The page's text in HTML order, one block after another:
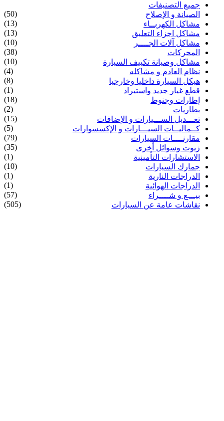
جميع التصنيفات
الصيانة و الإصلاح
(50)
مشاكل الكهربــاء
(13)
مشاكل اجزاء التعليق
(13)
مشاكل آلات الجــــر
(10)
المحركات
(38)
مشاكل وصيانة تكييف السيارة
(10)
نظام العادم و مشاكله
(4)
هيكل السيارة داخليا وخارجيا
(8)
قطع غيار جديد واستيراد
(1)
إطارات وجنوط
(18)
بطاريات
(2)
تعـــديل الســـيارات و الإضافات
(15)
كــماليــات السيـــارات و الإكسسوارات
(5)
مقارنــــات السيارات
(79)
زيوت وسوائل أخرى
(35)
الاستشارات التأمينية
(1)
جمارك السيارات
(10)
الدراجات النارية
(1)
الدراجات الهوائية
(1)
بيـــع و شــــراء
(57)
نقاشات عامة عن السيارات
(505)